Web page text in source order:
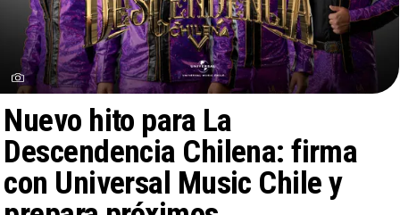
Nuevo hito para La
Descendencia Chilena: firma
con Universal Music Chile y